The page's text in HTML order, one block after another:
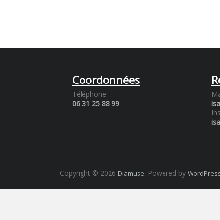
Coordonnées
Téléphone
06 31 25 88 99
Copyright © 2026 Diamuse. Powered by WordPress